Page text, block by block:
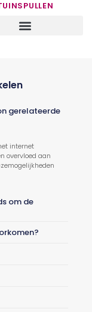
gerelateerde
internet
overvloed aan
om de